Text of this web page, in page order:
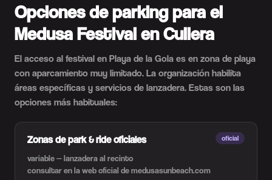
Opciones de parking para el
Medusa Festival en Cullera
El acceso al festival en Playa de la Gola es en zona de playa
con aparcamiento muy limitado. La organización habilita
áreas específicas y servicios de lanzadera. Estas son las
opciones más habituales:
Zonas de park & ride oficiales oficial
variable — lanzadera al recinto
consultar en la web oficial de medusasunbeach.com